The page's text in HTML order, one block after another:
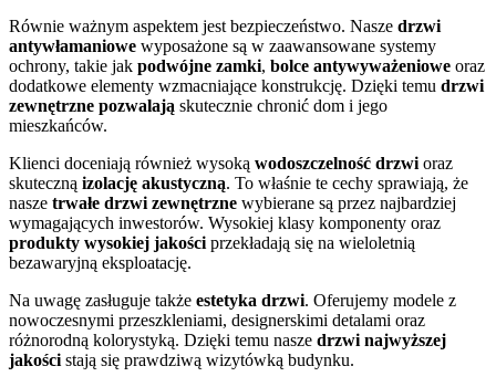
Równie ważnym aspektem jest bezpieczeństwo. Nasze drzwi
antywłamaniowe wyposażone są w zaawansowane systemy
ochrony, takie jak podwójne zamki, bolce antywyważeniowe oraz
dodatkowe elementy wzmacniające konstrukcję. Dzięki temu drzwi
zewnętrzne pozwalają skutecznie chronić dom i jego
mieszkańców.
Klienci doceniają również wysoką wodoszczelność drzwi oraz
skuteczną izolację akustyczną. To właśnie te cechy sprawiają, że
nasze trwałe drzwi zewnętrzne wybierane są przez najbardziej
wymagających inwestorów. Wysokiej klasy komponenty oraz
produkty wysokiej jakości przekładają się na wieloletnią
bezawaryjną eksploatację.
Na uwagę zasługuje także estetyka drzwi. Oferujemy modele z
nowoczesnymi przeszkleniami, designerskimi detalami oraz
różnorodną kolorystyką. Dzięki temu nasze drzwi najwyższej
jakości stają się prawdziwą wizytówką budynku.